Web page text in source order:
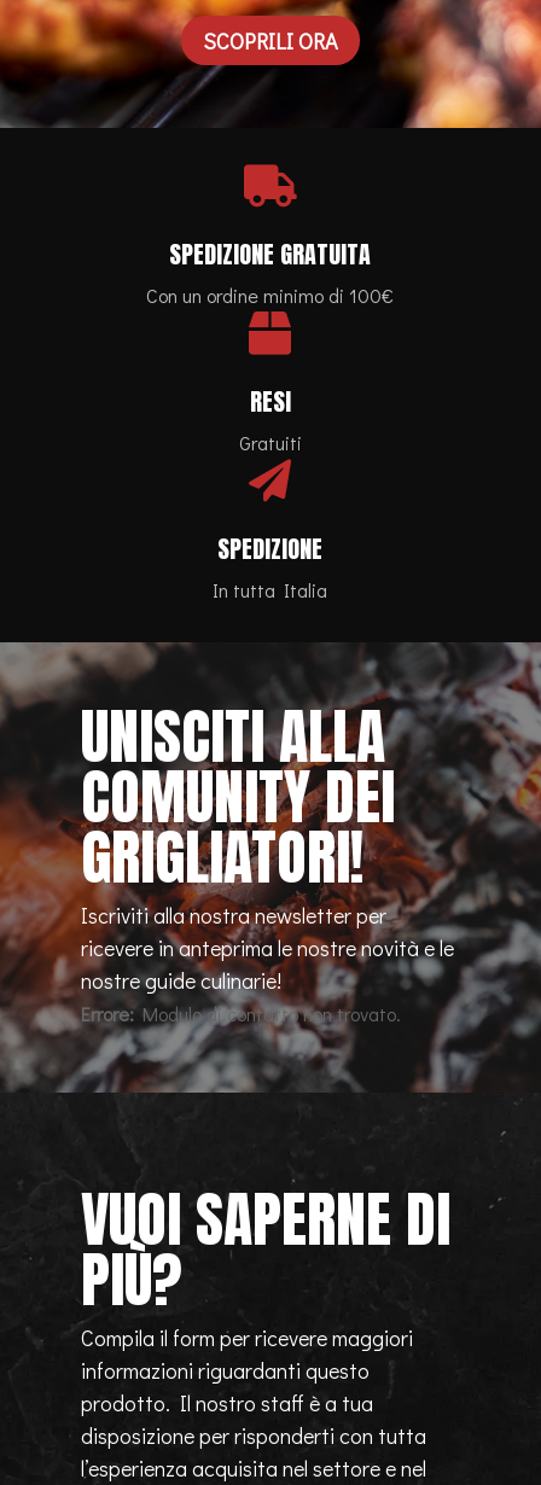
SCOPRILI ORA

SPEDIZIONE GRATUITA
Con un ordine minimo di 100€

RESI
Gratuiti

SPEDIZIONE
In tutta Italia
UNISCITI ALLA
COMUNITY DEI
GRIGLIATORI!
Iscriviti alla nostra newsletter per
ricevere in anteprima le nostre novità e le
nostre guide culinarie!
Errore:Modulo di contatto non trovato.
VUOI SAPERNE DI
PIÙ?
Compila il form per ricevere maggiori
informazioni riguardanti questo
prodotto. Il nostro staff è a tua
disposizione per risponderti con tutta
l’esperienza acquisita nel settore e nel